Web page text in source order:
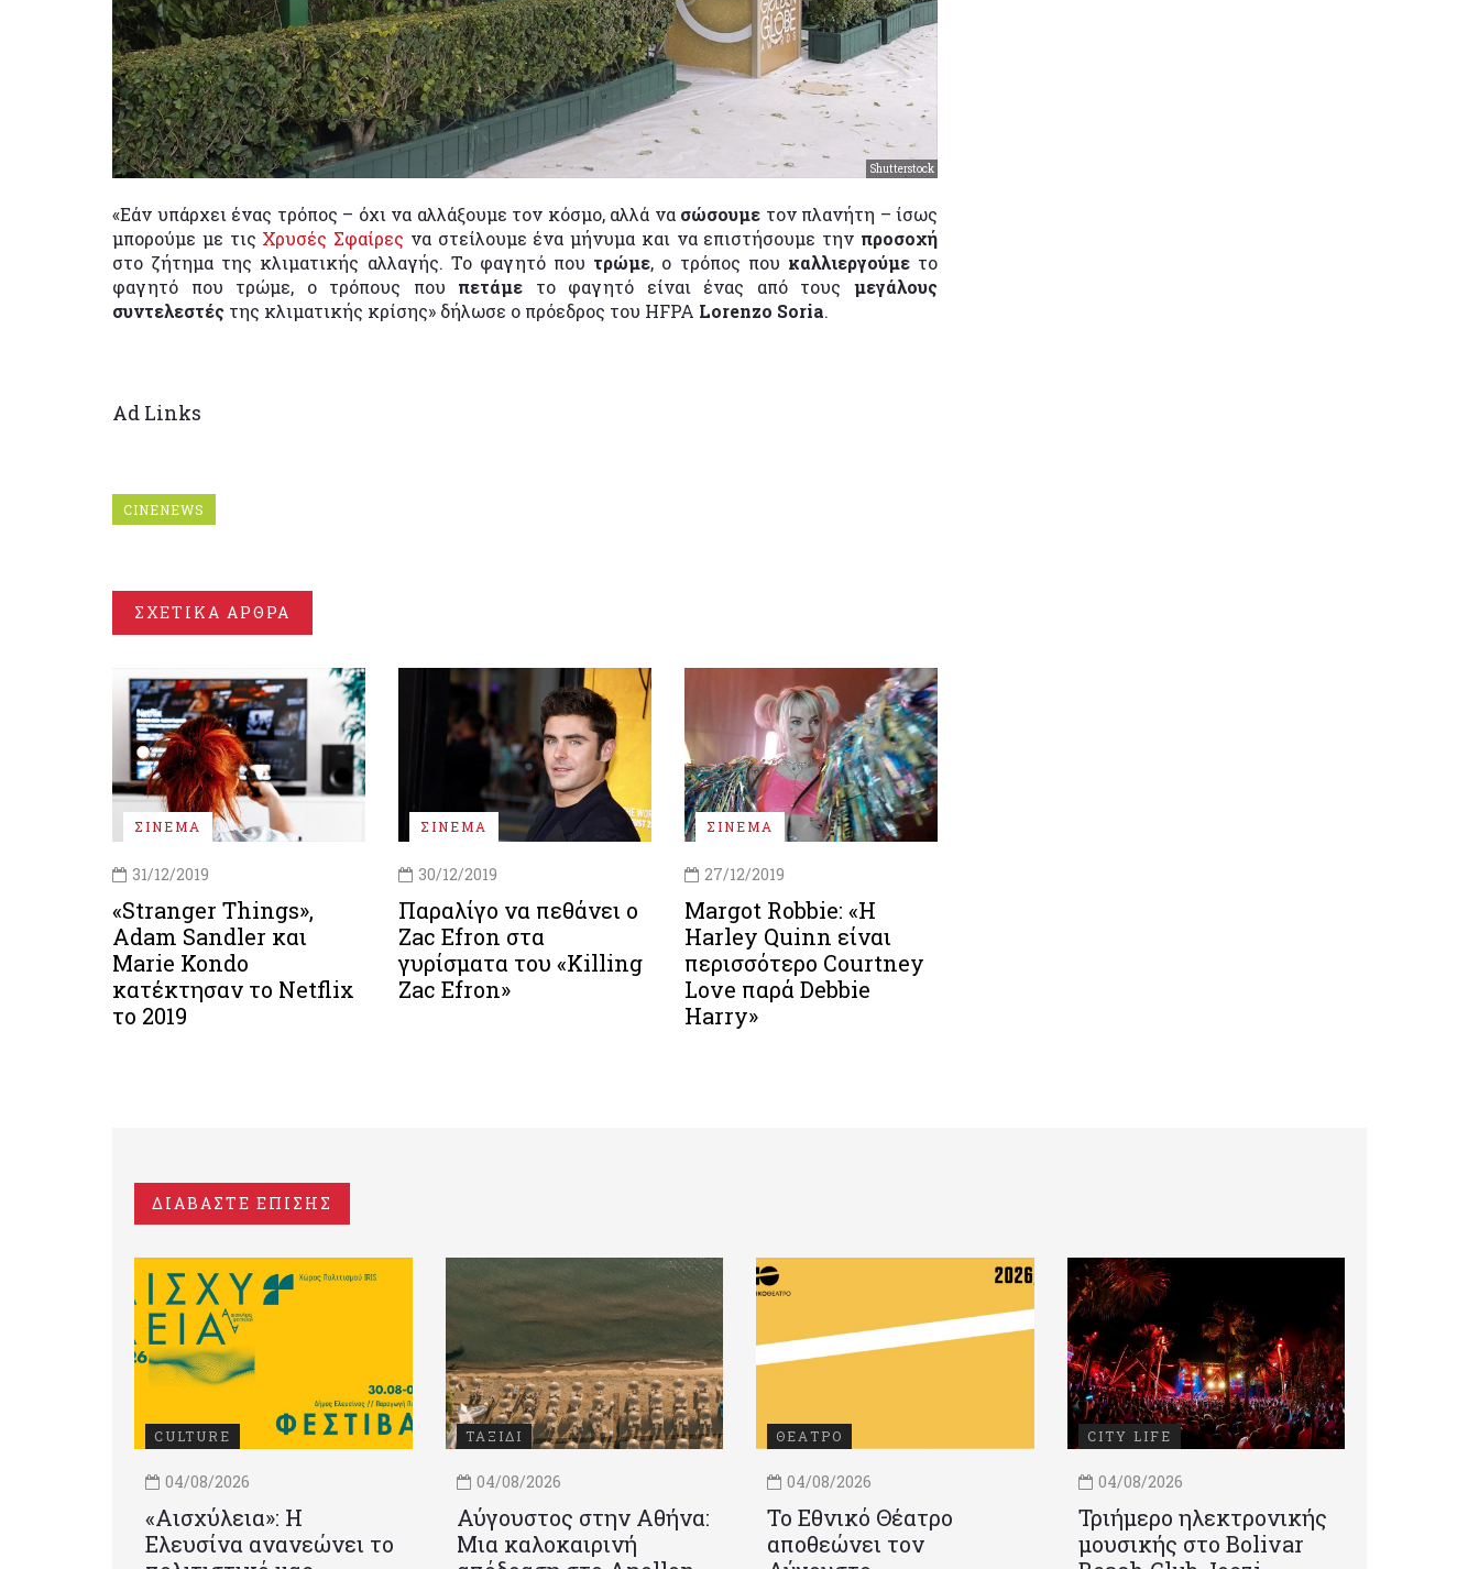
Shutterstock
«Εάν υπάρχει ένας τρόπος – όχι να αλλάξουμε τον κόσμο, αλλά να σώσουμε τον πλανήτη – ίσως
μπορούμε με τις Χρυσές Σφαίρες να στείλουμε ένα μήνυμα και να επιστήσουμε την προσοχή
στο ζήτημα της κλιματικής αλλαγής. Το φαγητό που τρώμε, ο τρόπος που καλλιεργούμε το
φαγητό που τρώμε, ο τρόπους που πετάμε το φαγητό είναι ένας από τουςμεγάλους
συντελεστές της κλιματικής κρίσης» δήλωσε ο πρόεδρος του HFPA Lorenzo Soria.
Ad Links
CINENEWS
ΣΧΕΤΙΚΑ ΑΡΘΡΑ
ΣΙΝΕΜΑ
31/12/2019
«Stranger Things»,
Adam Sandler και
Marie Kondo
κατέκτησαν το Netflix
το 2019
ΣΙΝΕΜΑ
30/12/2019
Παραλίγο να πεθάνει ο
Zac Efron στα
γυρίσματα του «Killing
Zac Efron»
ΣΙΝΕΜΑ
27/12/2019
Margot Robbie: «Η
Harley Quinn είναι
περισσότερο Courtney
Love παρά Debbie
Harry»
ΔΙΑΒΑΣΤΕ ΕΠΙΣΗΣ
CULTURE
04/08/2026
«Αισχύλεια»: Η
Ελευσίνα ανανεώνει το
ΤΑΞΙΔΙ
04/08/2026
Αύγουστος στην Αθήνα:
Μια καλοκαιρινή
ΘΕΑΤΡΟ
04/08/2026
Το Εθνικό Θέατρο
αποθεώνει τον
CITY LIFE
04/08/2026
Τριήμερο ηλεκτρονικής
μουσικής στο Bolivar